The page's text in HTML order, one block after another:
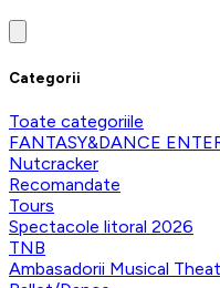
Categorii
Toate categoriile
FANTASY&DANCE
Nutcracker
Recomandate
Tours
Spectacole litoral 2026
TNB
Ambasadorii Musical